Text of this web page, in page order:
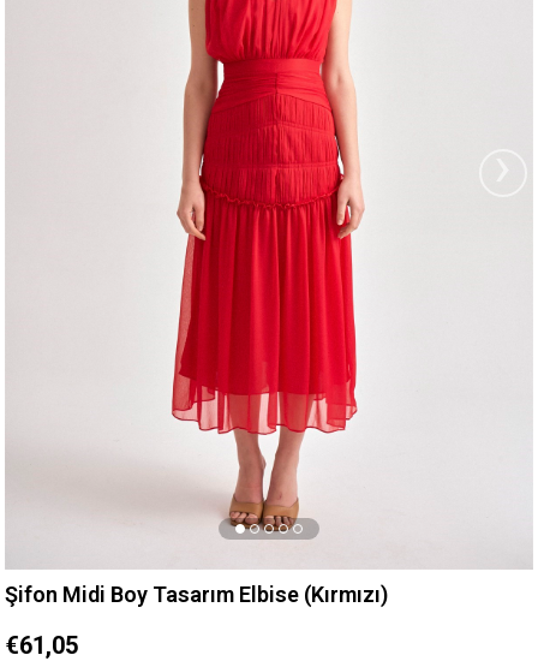
Şifon Midi Boy Tasarım Elbise (Kırmızı)
€61,05